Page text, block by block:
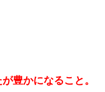
豊かになること。